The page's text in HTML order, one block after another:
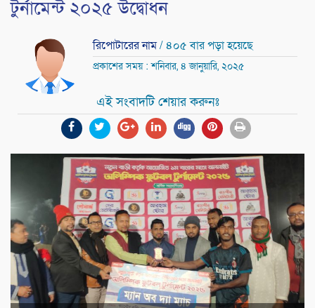
টুর্নামেন্ট ২০২৫ উদ্বোধন
রিপোটারের নাম/ ৪০৫ বার পড়া হয়েছে
প্রকাশের সময় : শনিবার, ৪ জানুয়ারি, ২০২৫
এই সংবাদটি শেয়ার করুনঃ